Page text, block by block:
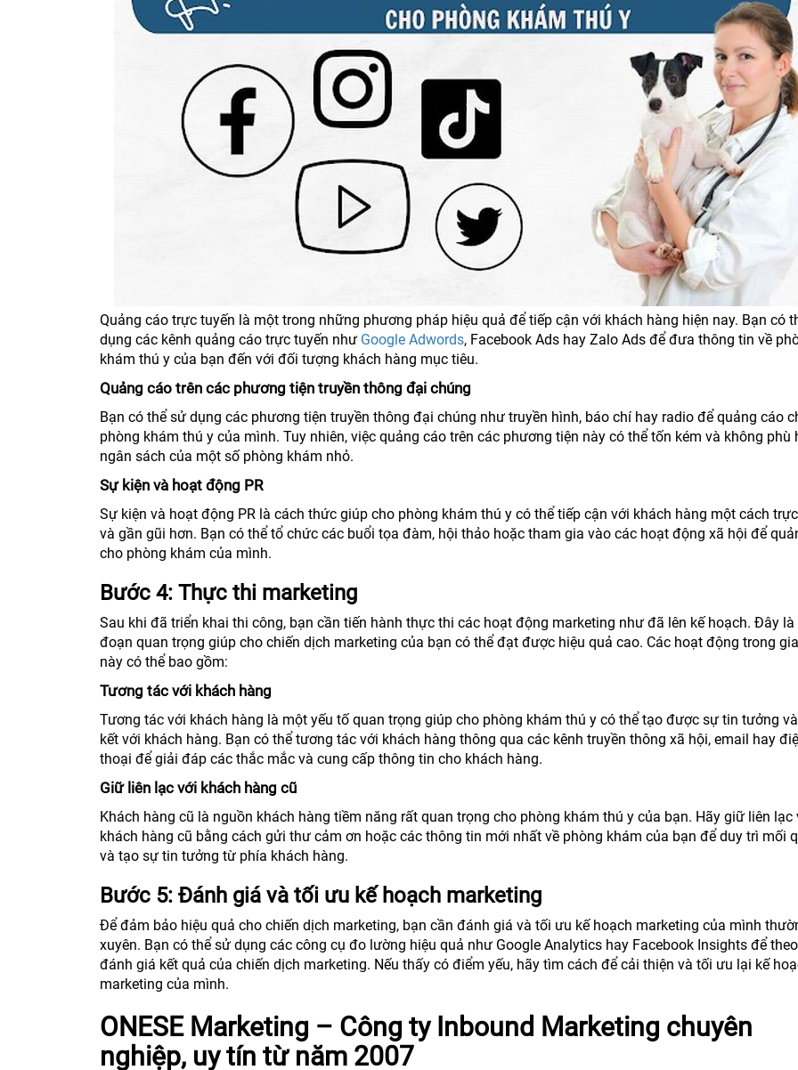
Quảng cáo trực tuyến là một trong những phương pháp hiệu quả để tiếp cận với khách hàng hiện nay. Bạn có
dụng các kênh quảng cáo trực tuyến như Google Adwords, Facebook Ads hay Zalo Ads để đưa thông tin về
khám thú y của bạn đến với đối tượng khách hàng mục tiêu.
Quảng cáo trên các phương tiện truyền thông đại chúng
Bạn có thể sử dụng các phương tiện truyền thông đại chúng như truyền hình, báo chí hay radio để quảng cáo
phòng khám thú y của mình. Tuy nhiên, việc quảng cáo trên các phương tiện này có thể tốn kém và không phù
ngân sách của một số phòng khám nhỏ.
Sự kiện và hoạt động PR
Sự kiện và hoạt động PR là cách thức giúp cho phòng khám thú y có thể tiếp cận với khách hàng một cách
và gần gũi hơn. Bạn có thể tổ chức các buổi tọa đàm, hội thảo hoặc tham gia vào các hoạt động xã hội để
cho phòng khám của mình.
Bước 4: Thực thi marketing
Sau khi đã triển khai thi công, bạn cần tiến hành thực thi các hoạt động marketing như đã lên kế hoạch. Đây là
đoạn quan trọng giúp cho chiến dịch marketing của bạn có thể đạt được hiệu quả cao. Các hoạt động trong
này có thể bao gồm:
Tương tác với khách hàng
Tương tác với khách hàng là một yếu tố quan trọng giúp cho phòng khám thú y có thể tạo được sự tin tưởng
kết với khách hàng. Bạn có thể tương tác với khách hàng thông qua các kênh truyền thông xã hội, email hay
thoại để giải đáp các thắc mắc và cung cấp thông tin cho khách hàng.
Giữ liên lạc với khách hàng cũ
Khách hàng cũ là nguồn khách hàng tiềm năng rất quan trọng cho phòng khám thú y của bạn. Hãy giữ liên lạc
khách hàng cũ bằng cách gửi thư cảm ơn hoặc các thông tin mới nhất về phòng khám của bạn để duy trì mối
và tạo sự tin tưởng từ phía khách hàng.
Bước 5: Đánh giá và tối ưu kế hoạch marketing
Để đảm bảo hiệu quả cho chiến dịch marketing, bạn cần đánh giá và tối ưu kế hoạch marketing của mình
xuyên. Bạn có thể sử dụng các công cụ đo lường hiệu quả như Google Analytics hay Facebook Insights để
đánh giá kết quả của chiến dịch marketing. Nếu thấy có điểm yếu, hãy tìm cách để cải thiện và tối ưu lại kế
marketing của mình.
ONESE Marketing – Công ty Inbound Marketing chuyên
nghiệp, uy tín từ năm 2007